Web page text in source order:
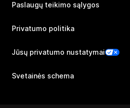
Paslaugų teikimo sąlygos
Privatumo politika
Jūsų privatumo nustatymai
Svetainės schema